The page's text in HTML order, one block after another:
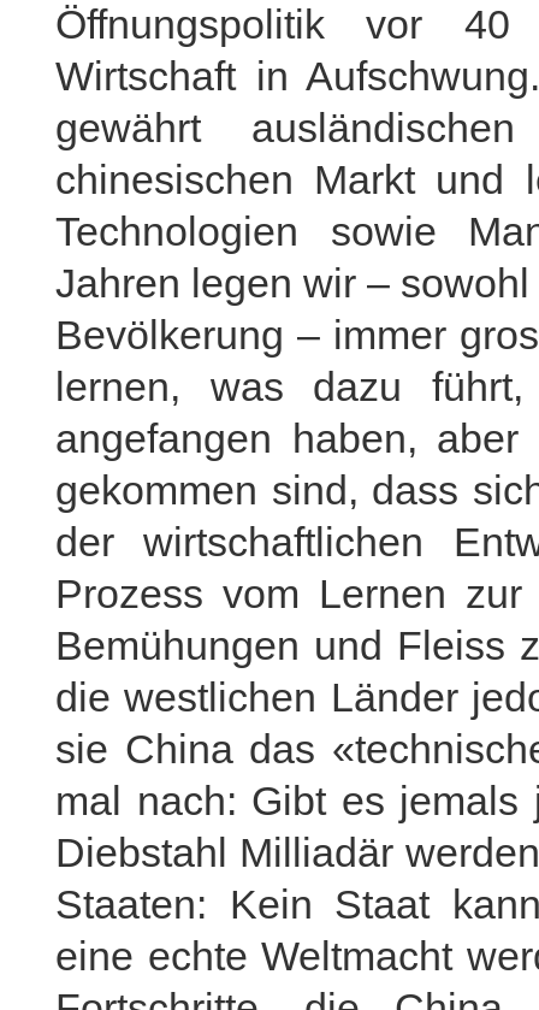
Öffnungspolitik vor
Wirtschaft in
gewährt
chinesischen Markt und
Technologien sowie
Jahren legen wir –
Bevölkerung – immer
lernen, was dazu
angefangen haben,
gekommen sind, dass
der wirtschaftlichen
Prozess vom Lernen
Bemühungen und Fleiss
die westlichen Länder
sie China das
mal nach: Gibt es
Diebstahl Milliadär
Staaten: Kein Staat
eine echte Weltmacht